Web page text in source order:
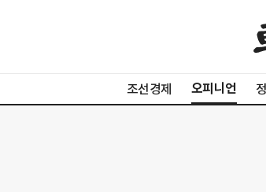
조선경제 오피니언